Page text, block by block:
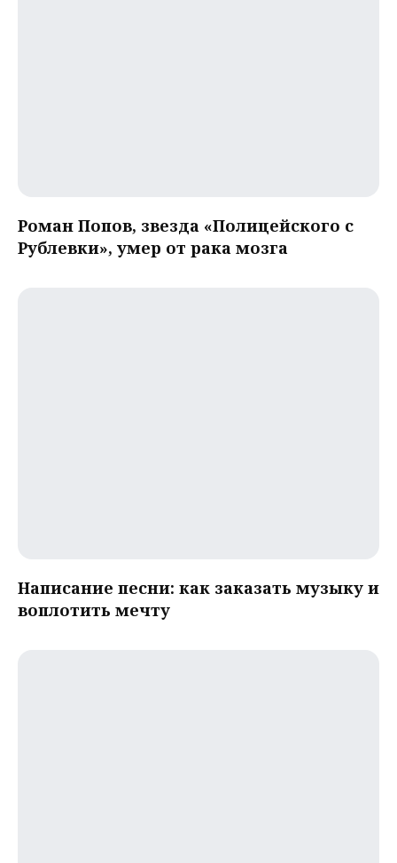
Роман Попов, звезда «Полицейского с
Рублевки», умер от рака мозга
Написание песни: как заказать музыку и
воплотить мечту